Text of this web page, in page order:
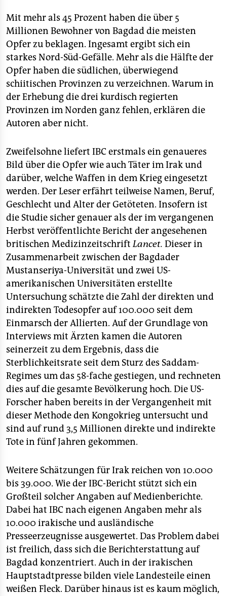
Mit mehr als 45 Prozent haben die über 5
Millionen Bewohner von Bagdad die meisten
Opfer zu beklagen. Ingesamt ergibt sich ein
starkes Nord-Süd-Gefälle. Mehr als die Hälfte der
Opfer haben die südlichen, überwiegend
schiitischen Provinzen zu verzeichnen. Warum in
der Erhebung die drei kurdisch regierten
Provinzen im Norden ganz fehlen, erklären die
Autoren aber nicht.
Zweifelsohne liefert IBC erstmals ein genaueres
Bild über die Opfer wie auch Täter im Irak und
darüber, welche Waffen in dem Krieg eingesetzt
werden. Der Leser erfährt teilweise Namen, Beruf,
Geschlecht und Alter der Getöteten. Insofern ist
die Studie sicher genauer als der im vergangenen
Herbst veröffentlichte Bericht der angesehenen
britischen MedizinzeitschriftLancet. Dieser in
Zusammenarbeit zwischen der Bagdader
Mustanseriya-Universität und zwei US-
amerikanischen Universitäten erstellte
Untersuchung schätzte die Zahl der direkten und
indirekten Todesopfer auf 100.000 seit dem
Einmarsch der Allierten. Auf der Grundlage von
Interviews mit Ärzten kamen die Autoren
seinerzeit zu dem Ergebnis, dass die
Sterblichkeitsrate seit dem Sturz des Saddam-
Regimes um das 58-fache gestiegen, und rechneten
dies auf die gesamte Bevölkerung hoch. Die US-
Forscher haben bereits in der Vergangenheit mit
dieser Methode den Kongokrieg untersucht und
sind auf rund 3,5 Millionen direkte und indirekte
Tote in fünf Jahren gekommen.
Weitere Schätzungen für Irak reichen von 10.000
bis 39.000. Wie der IBC-Bericht stützt sich ein
Großteil solcher Angaben auf Medienberichte.
Dabei hat IBC nach eigenen Angaben mehr als
10.000 irakische und ausländische
Presseerzeugnisse ausgewertet. Das Problem dabei
ist freilich, dass sich die Berichterstattung auf
Bagdad konzentriert. Auch in der irakischen
Hauptstadtpresse bilden viele Landesteile einen
weißen Fleck. Darüber hinaus ist es kaum möglich,